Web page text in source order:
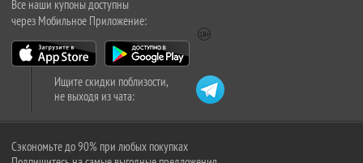
Все наши купоны доступны
через Мобильное Приложение:
Ищите скидки поблизости,
не выходя из чата:
Сэкономьте до 90% при любых покупках